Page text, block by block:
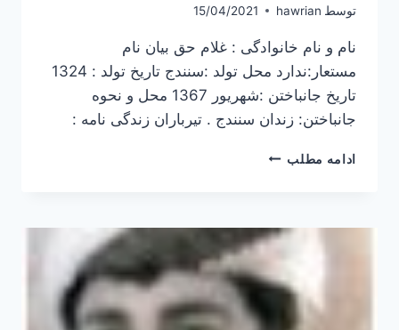
توسط hawrian
15/04/2021
نام و نام خانوادگی : غلام حق بیان نام
مستعار:ندارد محل تولد :سنندج تاریخ تولد : 1324
تاریخ جانباختن :شهریور 1367 محل و نحوه
جانباختن: زندان سنندج . تیرباران زندگی نامه :
ادامه مطلب غلام